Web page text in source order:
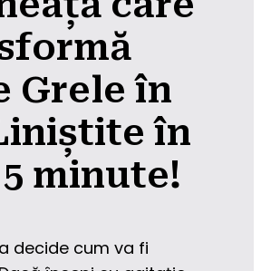
decide cum va fi
Grele în
în
minute!